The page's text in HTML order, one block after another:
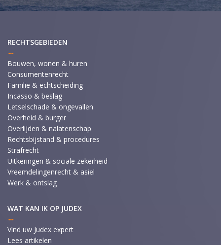
RECHTSGEBIEDEN
Bouwen, wonen & huren
Consumentenrecht
Familie & echtscheiding
Incasso & beslag
Letselschade & ongevallen
Overheid & burger
Overlijden & nalatenschap
Rechtsbijstand & procedures
Strafrecht
Uitkeringen & sociale zekerheid
Vreemdelingenrecht & asiel
Werk & ontslag
WAT KAN IK OP JUDEX
Vind uw Judex expert
Lees artikelen